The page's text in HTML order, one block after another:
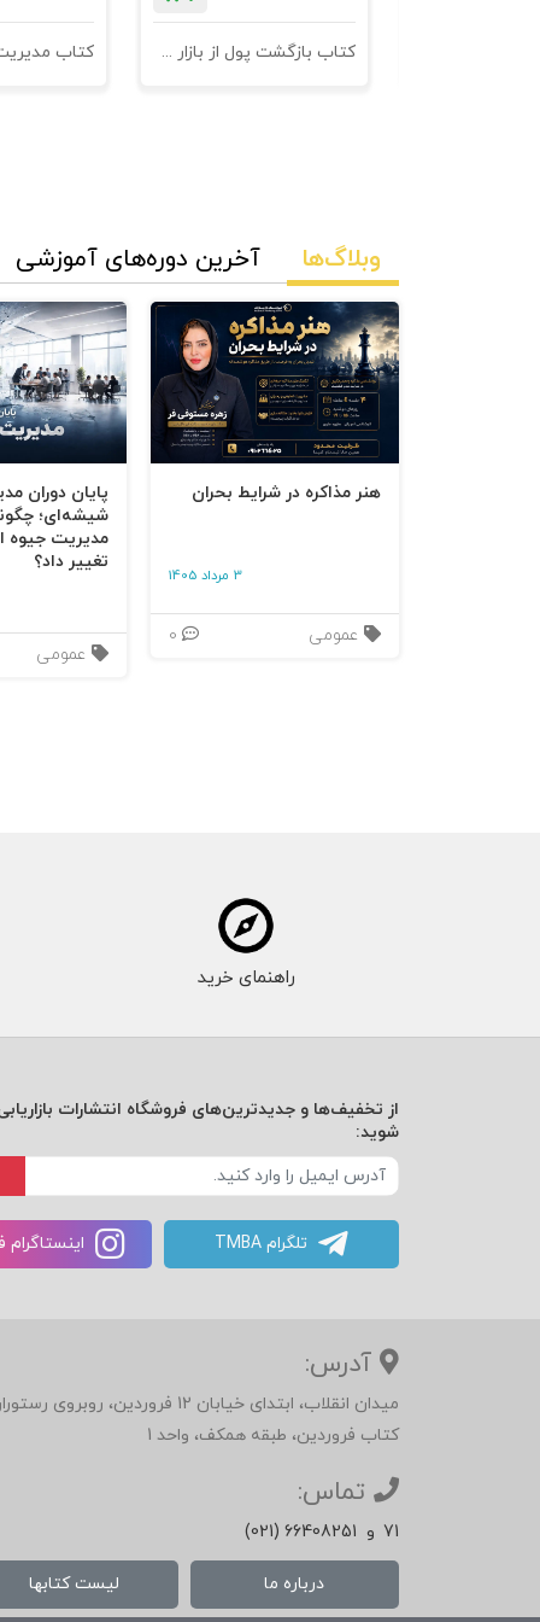
کتاب بازگشت پول از بازار مدیریت وصول مطالبات
وبلاگ‌ها آخرین دوره‌های آموزشی
هنر مذاکره در شرایط بحران
3 مرداد 1405
عمومی
پایان دوران
شیشه‌ای؛
مدیریت جیوه‌
تغییر داد؟
عمومی
راهنمای خرید
از تخفیف‌ها و جدیدترین‌های فروشگاه انتشارات
شوید:
تلگرام TMBA
آدرس:
میدان انقلاب، ابتدای خیابان 12
کتاب فروردین، طبقه همکف، واحد 1
تماس:
(021) 66408251 و 71
درباره ما لیست کتابها